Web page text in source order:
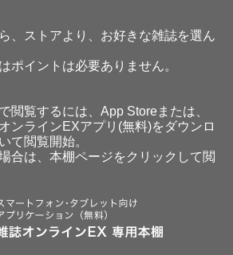
、ストアより、お好きな雑誌を選ん
ポイントは必要ありません。
閲覧するには、App Storeまたは、
ンラインEXアプリ(無料)をダウンロ
て閲覧開始。
合は、本棚ページをクリックして閲